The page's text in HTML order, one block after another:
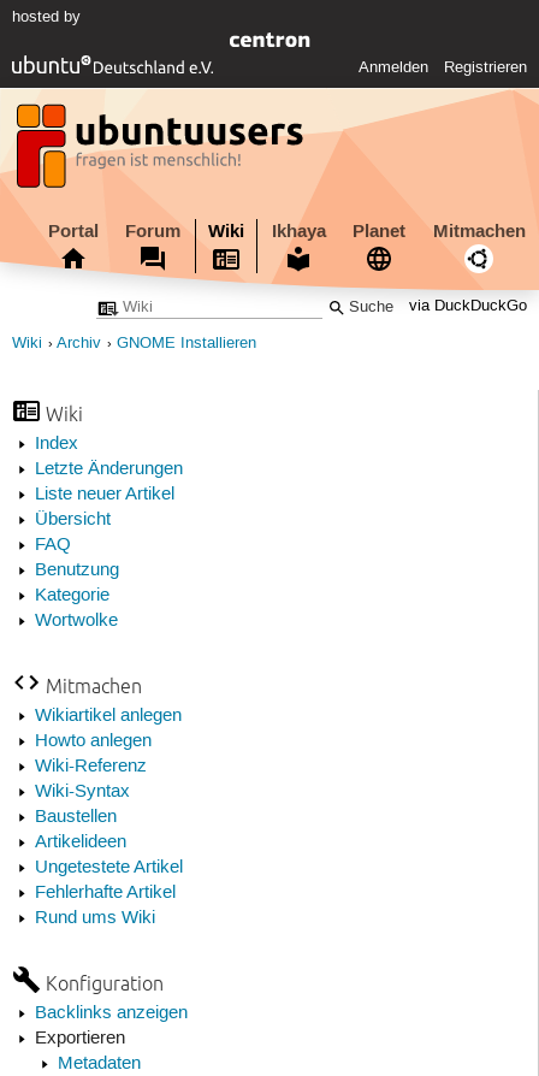
hosted by
Anmelden Registrieren
Portal Forum Wiki Ikhaya Planet Mitmachen
via DuckDuckGo
Wiki Archiv GNOME Installieren
Wiki
Index
Letzte Änderungen
Liste neuer Artikel
Übersicht
FAQ
Benutzung
Kategorie
Wortwolke
Mitmachen
Wikiartikel anlegen
Howto anlegen
Wiki-Referenz
Wiki-Syntax
Baustellen
Artikelideen
Ungetestete Artikel
Fehlerhafte Artikel
Rund ums Wiki
Konfiguration
Backlinks anzeigen
Exportieren
Metadaten